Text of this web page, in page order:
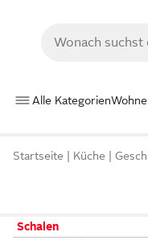
Alle Kategorien
Startseite Küche
Schalen